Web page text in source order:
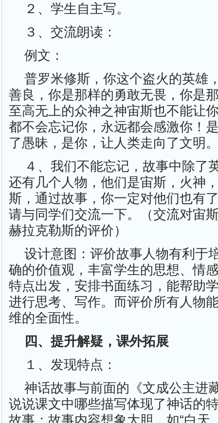
２、学生自主写。
３、交流朗读：
例文：
普罗米修斯，你这个盗火的英雄
善良，你是那样的勇敢无畏，你是
至高无上的众神之神宙斯也不能让
都不会忘记你，永远都会感激你！
了愚昧，是你，让人类走向了文明
４、我们不能忘记，故事中除了
还有几个人物，他们是宙斯，火神
斯，通过故事，你一定对他们也有
请与同学们交流一下。（交流对宙
赫拉克勒斯的评价）
设计意图：评价故事人物有利于
确的价值观，丰富学生的思想、情
特点出发，安排书面练习，能帮助
进行思考、写作。而评价所有人物
维的全面性。
四、提升解疑，课外拓展
１、发现特点：
神话故事与前面的《文成公主进
说说课文中哪些描写体现了神话的
故事；故事内容想象大胆，如“白天